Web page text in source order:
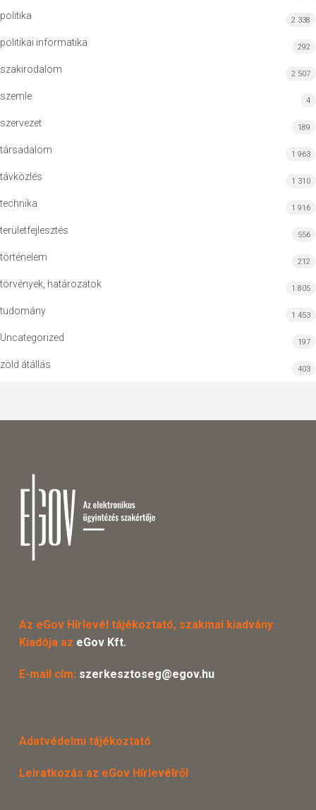
politika 2 338
politikai informatika 292
szakirodalom 2 507
szemle 4
szervezet 189
társadalom 1 963
távközlés 1 310
technika 1 916
területfejlesztés 556
történelem 212
törvények, határozatok 1 805
tudomány 1 453
Uncategorized 197
zöld átállás 403
Az eGov Hírlevél tájékoztató, szakmai kiadvány.
Kiadója az eGov Kft.
E-mail cím: szerkesztoseg@egov.hu
Adatvédelmi tájékoztató
Leiratkozás az eGov Hírlevélről